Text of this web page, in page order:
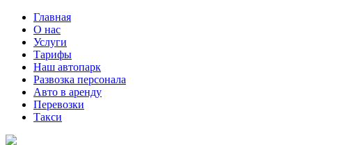
Главная
О нас
Услуги
Тарифы
Наш автопарк
Развозка персонала
Авто в аренду
Перевозки
Такси